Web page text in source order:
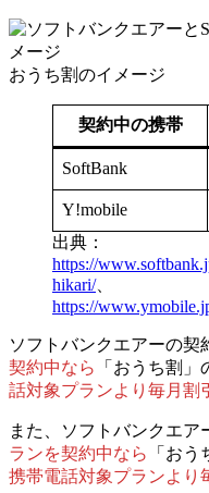
おうち割のイメージ
契約中の携帯
SoftBank
Y!mobile
出典：
https://
hikari/、
https://
ソフトバンクエアーの契
契約中なら
「おうち割」
話対象プランより毎月割引
また、 ソフトバンクエア
ランを契約中なら
「お
携帯電話対象プランより